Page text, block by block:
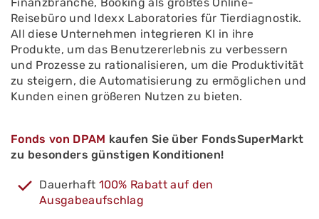
Reisebüro und Idexx Laboratories für Tierdiagnostik.
All diese Unternehmen integrieren KI in ihre
Produkte, um das Benutzererlebnis zu verbessern
und Prozesse zu rationalisieren, um die Produktivität
zu steigern, die Automatisierung zu ermöglichen und
Kunden einen größeren Nutzen zu bieten.
Fonds von DPAM kaufen Sie über FondsSuperMarkt
zu besonders günstigen Konditionen!
Dauerhaft 100% Rabatt auf den
Ausgabeaufschlag